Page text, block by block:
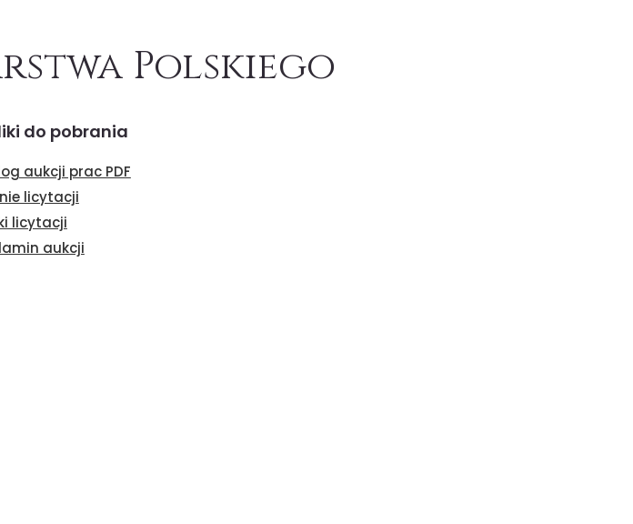
Polskiego
do pobrania
aukcji prac PDF
licytacji
licytacji
aukcji